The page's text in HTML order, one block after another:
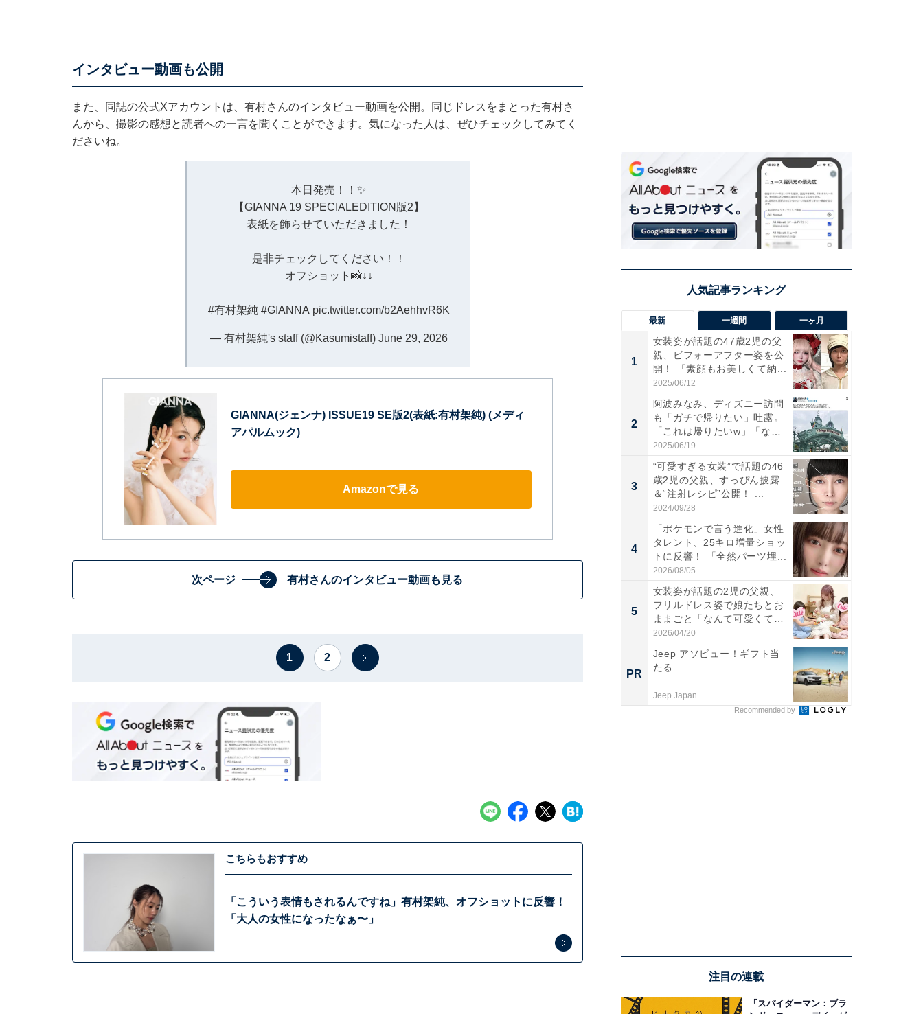
インタビュー動画も公開
また、同誌の公式Xアカウントは、有村さんのインタビュー動画を公開。同じドレスをまとった有村さ
んから、撮影の感想と読者への一言を聞くことができます。気になった人は、ぜひチェックしてみてく
ださいね。
本日発売！！✨
【GIANNA 19 SPECIALEDITION版2】
表紙を飾らせていただきました！
是非チェックしてください！！
オフショット📸↓↓
#有村架純 #GIANNA pic.twitter.com/b2AehhvR6K
— 有村架純's staff (@Kasumistaff) June 29, 2026
GIANNA(ジェンナ) ISSUE19 SE版2(表紙:有村架純) (メディ
アパルムック)
Amazonで見る
次ページ 有村さんのインタビュー動画も見る
1 2
こちらもおすすめ
「こういう表情もされるんですね」有村架純、オフショットに反響！
「大人の女性になったなぁ〜」
最新 一週間 一ヶ月
1
女装姿が話題の47歳2児の父
親、ビフォーアフター姿を公
開！ 「素顔もお美しくて納...
2025/06/12
2
阿波みなみ、ディズニー訪問
も「ガチで帰りたい」吐露。
「これは帰りたいw」「なん
ち...
2025/06/19
3
“可愛すぎる女装”で話題の46
歳2児の父親、すっぴん披露
＆“注射レシピ”公開！ ...
2024/09/28
4
「ポケモンで言う進化」女性
タレント、25キロ増量ショッ
トに反響！ 「全然パーツ埋...
2026/08/05
5
女装姿が話題の2児の父親、
フリルドレス姿で娘たちとお
ままごと「なんて可愛くて平
和...
2026/04/20
PR
Jeep アソビュー！ギフト当
たる
Jeep Japan
Recommended by
注目の連載
『スパイダーマン：ブラ